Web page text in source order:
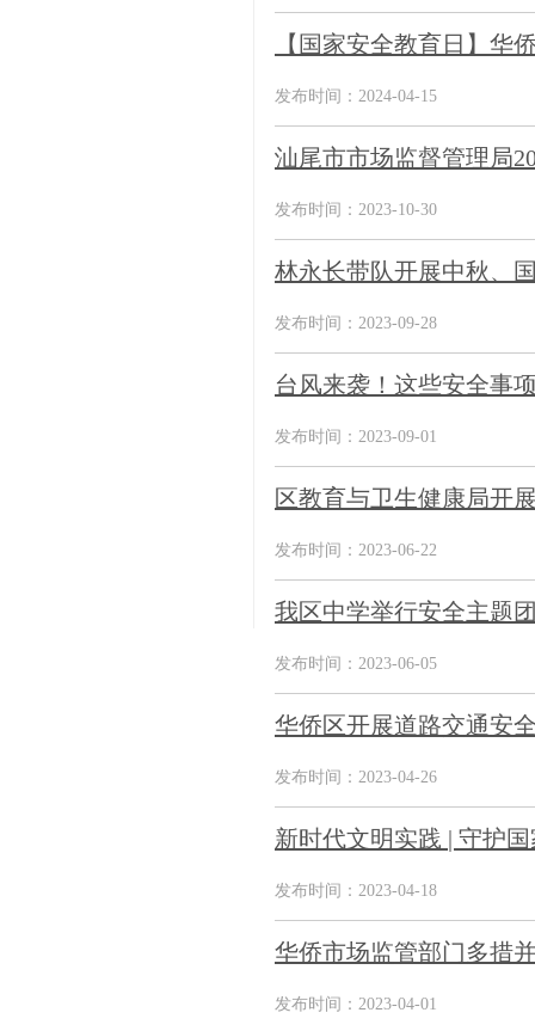
【国家安全教育日】华
发布时间：2024-04-15
汕尾市市场监督管理局
发布时间：2023-10-30
林永长带队开展中秋、
发布时间：2023-09-28
台风来袭！这些安全事
发布时间：2023-09-01
区教育与卫生健康局开
发布时间：2023-06-22
我区中学举行安全主题
发布时间：2023-06-05
华侨区开展道路交通安
发布时间：2023-04-26
新时代文明实践 | 守护
发布时间：2023-04-18
华侨市场监管部门多措
发布时间：2023-04-01